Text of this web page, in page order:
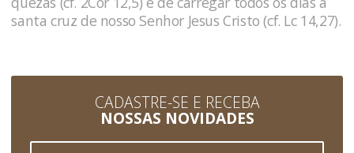
santa cruz de nosso Senhor Jesus Cristo (cf. Lc 14,27).
CADASTRE-SE E RECEBA
NOSSAS NOVIDADES